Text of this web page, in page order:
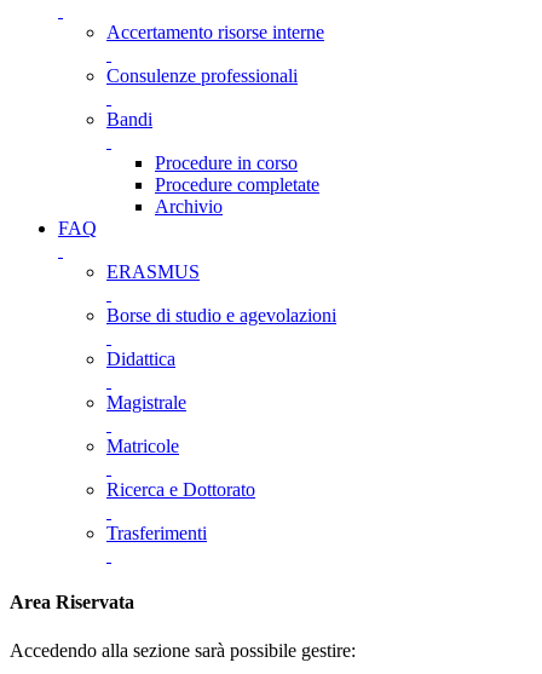
Accertamento risorse interne
Consulenze professionali
Bandi
Procedure in corso
Procedure completate
Archivio
FAQ
ERASMUS
Borse di studio e agevolazioni
Didattica
Magistrale
Matricole
Ricerca e Dottorato
Trasferimenti
Area Riservata
Accedendo alla sezione sarà possibile gestire: